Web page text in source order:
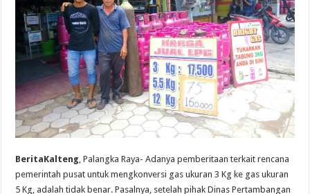
BeritaKalteng, Palangka Raya- Adanya pemberitaan terkait rencana
pemerintah pusat untuk mengkonversi gas ukuran 3 Kg ke gas ukuran
5 Kg, adalah tidak benar. Pasalnya, setelah pihak Dinas Pertambangan